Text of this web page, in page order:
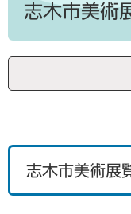
志木市美術
志木市美術展